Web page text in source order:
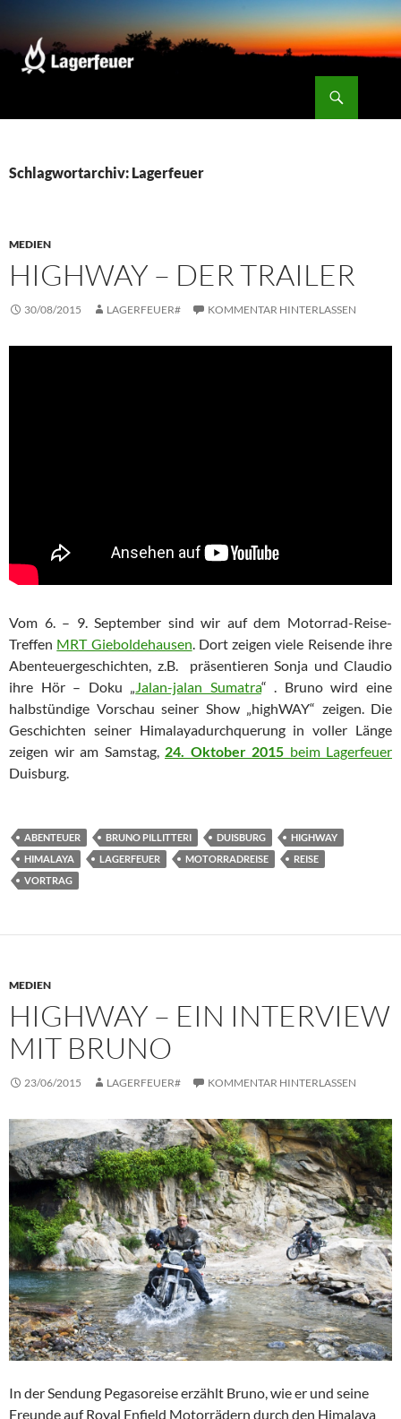
springen
Schlagwortarchiv: Lagerfeuer
MEDIEN
HIGHWAY – DER TRAILER
30/08/2015 LAGERFEUER# KOMMENTAR HINTERLASSEN
Vom 6. – 9. September sind wir auf dem Motorrad-Reise-
Treffen MRT Gieboldehausen. Dort zeigen viele Reisende ihre
Abenteuergeschichten, z.B. präsentieren Sonja und Claudio
ihre Hör – Doku „Jalan-jalan Sumatra“ . Bruno wird eine
halbstündige Vorschau seiner Show „highWAY“ zeigen. Die
Geschichten seiner Himalayadurchquerung in voller Länge
zeigen wir am Samstag, 24. Oktober 2015 beim Lagerfeuer
Duisburg.
ABENTEUER BRUNO PILLITTERI DUISBURG
HIGHWAY
HIMALAYA
LAGERFEUER MOTORRADREISE
REISE
VORTRAG
MEDIEN
HIGHWAY – EIN INTERVIEW
MIT BRUNO
23/06/2015 LAGERFEUER# KOMMENTAR HINTERLASSEN
In der Sendung Pegasoreise erzählt Bruno, wie er und seine
Freunde auf Royal Enfield Motorrädern durch den Himalaya